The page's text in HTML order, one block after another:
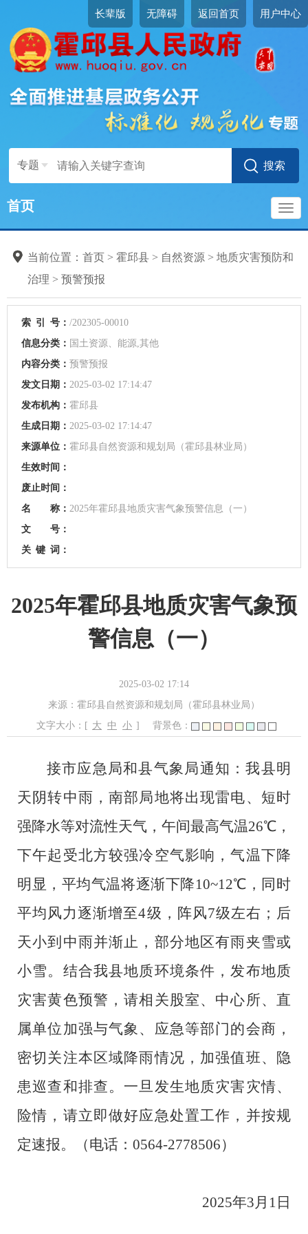
长辈版 无障碍 返回首页 用户中心
专题
首页
当前位置： 首页 > 霍邱县 > 自然资源 > 地质灾害预防和
治理 > 预警预报
索 引 号： /202305-00010
信息分类： 国土资源、能源,其他
内容分类： 预警预报
发文日期： 2025-03-02 17:14:47
发布机构： 霍邱县
生成日期： 2025-03-02 17:14:47
来源单位： 霍邱县自然资源和规划局（霍邱县林业局）
生效时间：
废止时间：
名 称： 2025年霍邱县地质灾害气象预警信息（一）
文 号：
关 键 词：
2025年霍邱县地质灾害气象预
警信息（一）
2025-03-02 17:14
来源：霍邱县自然资源和规划局（霍邱县林业局）
文字大小：[ 大 中 小 ] 背景色：
接市应急局和县气象局通知：我县明
天阴转中雨，南部局地将出现雷电、短时
强降水等对流性天气，午间最高气温26℃，
下午起受北方较强冷空气影响，气温下降
明显，平均气温将逐渐下降10~12℃，同时
平均风力逐渐增至4级，阵风7级左右；后
天小到中雨并渐止，部分地区有雨夹雪或
小雪。 结合我县地质环境条件，发布地质
灾害黄色预警，请相关股室、中心所、直
属单位加强与气象、应急等部门的会商，
密切关注本区域降雨情况，加强值班、隐
患巡查和排查。一旦发生地质灾害灾情、
险情，请立即做好应急处置工作，并按规
定速报。（电话： 0564-2778506）
2025年3月 1 日